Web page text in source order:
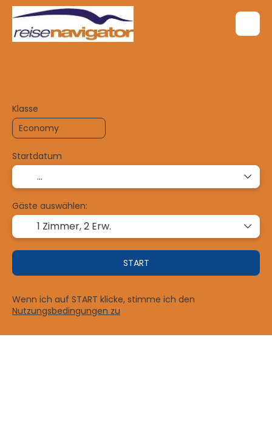
Klasse
Startdatum
Gäste auswählen:
1 Zimmer,2 Erw.
START
Wenn ich auf START klicke, stimme ich den
Nutzungsbedingungen zu